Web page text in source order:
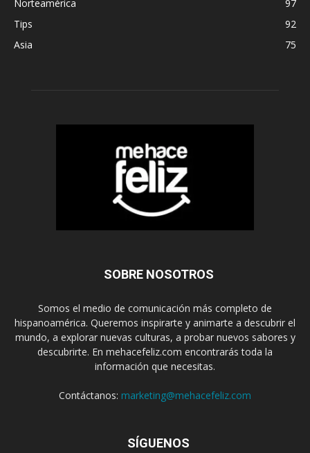
Norteamérica
97
Tips
92
Asia
75
SOBRE NOSOTROS
Somos el medio de comunicación más completo de
hispanoamérica. Queremos inspirarte y animarte a descubrir el
mundo, a explorar nuevas culturas, a probar nuevos sabores y
descubrirte. En mehacefeliz.com encontrarás toda la
información que necesitas.
Contáctanos: marketing@mehacefeliz.com
SÍGUENOS